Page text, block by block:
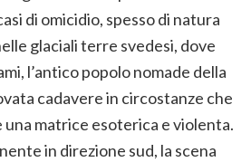
di omicidio, spesso di natura
glaciali terre svedesi, dove
l’antico popolo nomade della
cadavere in circostanze che
matrice esoterica e violenta.
in direzione sud, la scena